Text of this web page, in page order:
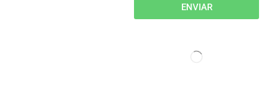
ENVIAR